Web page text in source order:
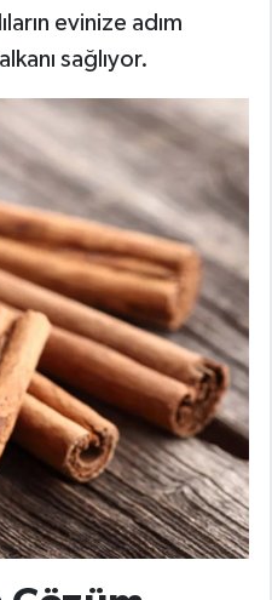
evinize adım
sağlıyor.